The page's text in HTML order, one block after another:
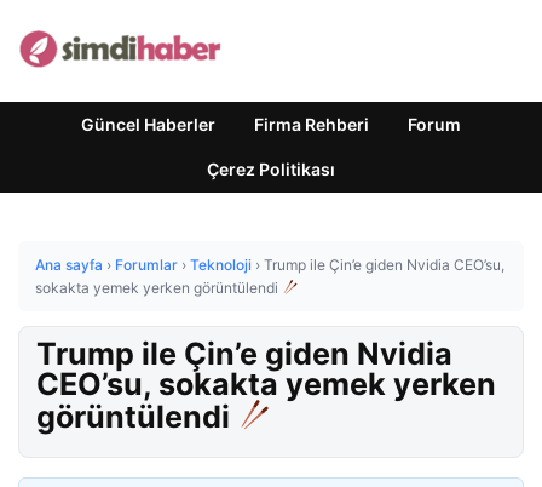
Güncel Haberler Firma Rehberi Forum
Çerez Politikası
Ana sayfa › Forumlar › Teknoloji › Trump ile Çin’e giden Nvidia CEO’su,
sokakta yemek yerken görüntülendi
Trump ile Çin’e giden Nvidia
CEO’su, sokakta yemek yerken
görüntülendi